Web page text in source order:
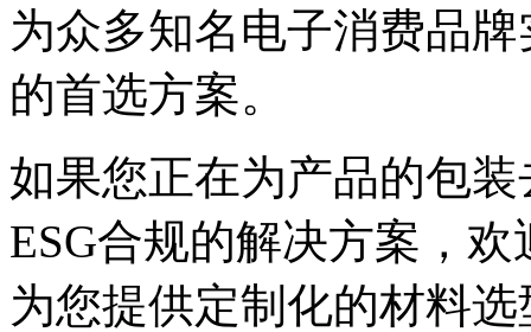
为众多知名电子消费品
的首选方案。
如果您正在为产品的包
ESG合规的解决方案，
为您提供定制化的材料